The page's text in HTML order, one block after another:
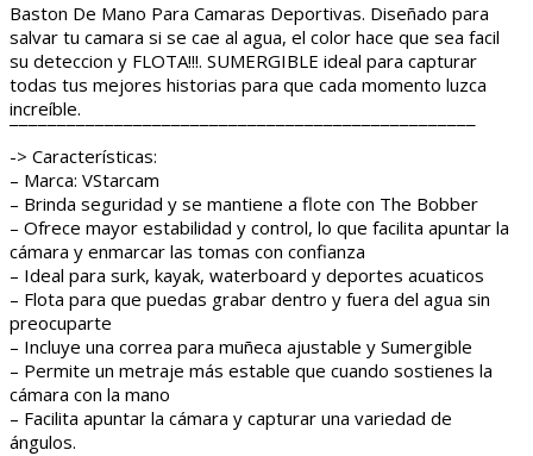
Baston De Mano Para Camaras Deportivas. Diseñado para
salvar tu camara si se cae al agua, el color hace que sea facil
su deteccion y FLOTA!!!. SUMERGIBLE ideal para capturar
todas tus mejores historias para que cada momento luzca
increíble.
¯¯¯¯¯¯¯¯¯¯¯¯¯¯¯¯¯¯¯¯¯¯¯¯¯¯¯¯¯¯¯¯¯¯¯¯¯¯¯¯¯¯¯¯¯¯¯¯¯
-> Características:
– Marca: VStarcam
– Brinda seguridad y se mantiene a flote con The Bobber
– Ofrece mayor estabilidad y control, lo que facilita apuntar la
cámara y enmarcar las tomas con confianza
– Ideal para surk, kayak, waterboard y deportes acuaticos
– Flota para que puedas grabar dentro y fuera del agua sin
preocuparte
– Incluye una correa para muñeca ajustable y Sumergible
– Permite un metraje más estable que cuando sostienes la
cámara con la mano
– Facilita apuntar la cámara y capturar una variedad de
ángulos.